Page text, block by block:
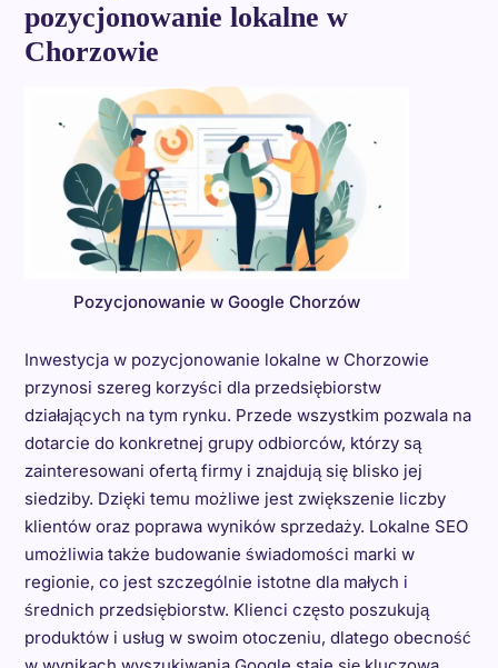
pozycjonowanie lokalne w
Chorzowie
Pozycjonowanie w Google Chorzów
Inwestycja w pozycjonowanie lokalne w Chorzowie
przynosi szereg korzyści dla przedsiębiorstw
działających na tym rynku. Przede wszystkim pozwala na
dotarcie do konkretnej grupy odbiorców, którzy są
zainteresowani ofertą firmy i znajdują się blisko jej
siedziby. Dzięki temu możliwe jest zwiększenie liczby
klientów oraz poprawa wyników sprzedaży. Lokalne SEO
umożliwia także budowanie świadomości marki w
regionie, co jest szczególnie istotne dla małych i
średnich przedsiębiorstw. Klienci często poszukują
produktów i usług w swoim otoczeniu, dlatego obecność